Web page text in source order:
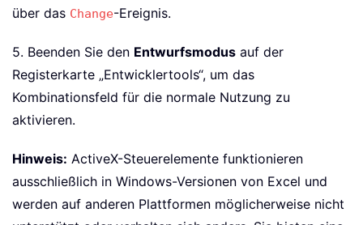
über das Change-Ereignis.
5. Beenden Sie den Entwurfsmodus auf der
Registerkarte „Entwicklertools“, um das
Kombinationsfeld für die normale Nutzung zu
aktivieren.
Hinweis: ActiveX-Steuerelemente funktionieren
ausschließlich in Windows-Versionen von Excel und
werden auf anderen Plattformen möglicherweise nicht